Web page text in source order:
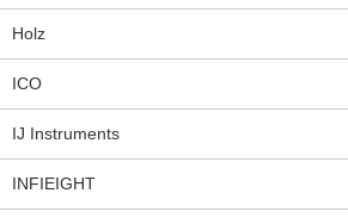
Holz
ICO
IJ Instruments
INFIEIGHT